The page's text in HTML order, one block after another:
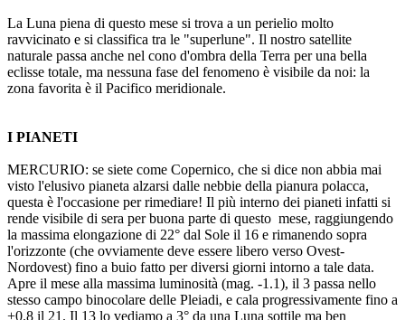
La Luna piena di questo mese si trova a un perielio molto
ravvicinato e si classifica tra le "superlune". Il nostro satellite
naturale passa anche nel cono d'ombra della Terra per una bella
eclisse totale, ma nessuna fase del fenomeno è visibile da noi: la
zona favorita è il Pacifico meridionale.
I PIANETI
MERCURIO: se siete come Copernico, che si dice non abbia mai
visto l'elusivo pianeta alzarsi dalle nebbie della pianura polacca,
questa è l'occasione per rimediare! Il più interno dei pianeti infatti si
rende visibile di sera per buona parte di questo mese, raggiungendo
la massima elongazione di 22° dal Sole il 16 e rimanendo sopra
l'orizzonte (che ovviamente deve essere libero verso Ovest-
Nordovest) fino a buio fatto per diversi giorni intorno a tale data.
Apre il mese alla massima luminosità (mag. -1.1), il 3 passa nello
stesso campo binocolare delle Pleiadi, e cala progressivamente fino a
+0.8 il 21. Il 13 lo vediamo a 3° da una Luna sottile ma ben